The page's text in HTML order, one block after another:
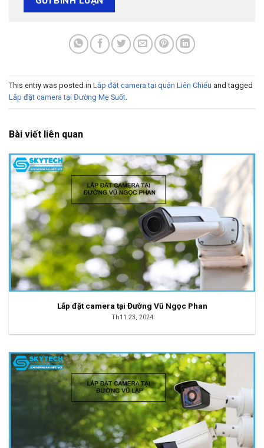
This entry was posted in Lắp đặt camera tại quận Liên Chiểu and tagged
Lắp đặt camera tại Đường Mẹ Suốt.
Bài viết liên quan
Lắp đặt camera tại Đường Vũ Ngọc Phan
Th11 23, 2024